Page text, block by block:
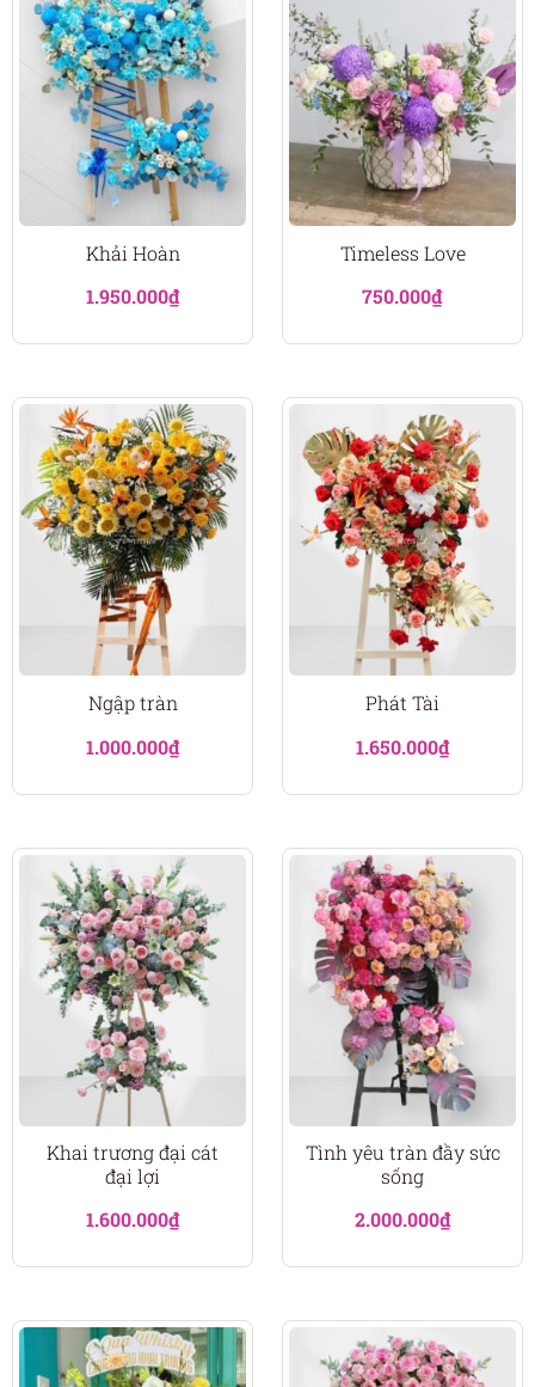
Khải Hoàn
1.950.000₫
Timeless Love
750.000₫
Ngập tràn
1.000.000₫
Phát Tài
1.650.000₫
Khai trương đại cát
đại lợi
1.600.000₫
Tình yêu tràn đầy sức
sống
2.000.000₫